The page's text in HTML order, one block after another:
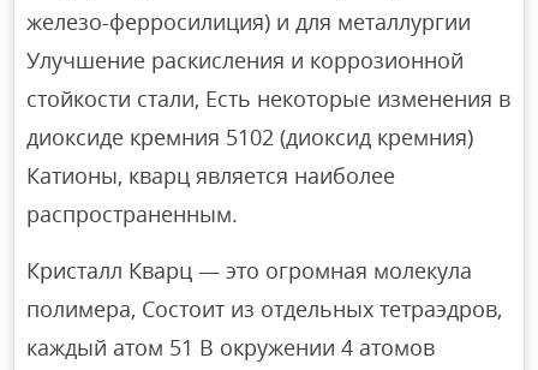
железо-ферросилиция) и для металлургии
Улучшение раскисления и коррозионной
стойкости стали, Есть некоторые изменения в
диоксиде кремния 5102 (диоксид кремния)
Катионы, кварц является наиболее
распространенным.
Кристалл Кварц — это огромная молекула
полимера, Состоит из отдельных тетраэдров,
каждый атом 51 В окружении 4 атомов